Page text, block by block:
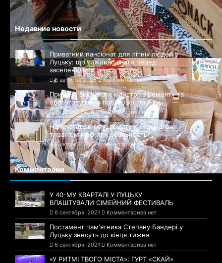
Недавние новости
Приватний пансіонат для літніх людей у
Луцьку: що важливо знати перед
заселенням
6 августа, 2026 Комментариев нет
Причини викликати майстра з ремонту та
обслуговування побутової техніки
29 июля, 2026 Комментариев нет
Напечатать книгу, выдать книгу малым
тиражом миф или реальность?
9 июля, 2026 Комментариев нет
Комментарии
У 40-МУ КВАРТАЛІ У ЛУЦЬКУ
ВЛАШТУВАЛИ СІМЕЙНИЙ ФЕСТИВАЛЬ
6 сентября, 2021 Комментариев нет
Постамент пам'ятника Степану Бандері у
Луцьку знесуть до кінця тижня
6 сентября, 2021 Комментариев нет
«У РИТМІ ТВОГО МІСТА»: ГУРТ «СКАЙ»